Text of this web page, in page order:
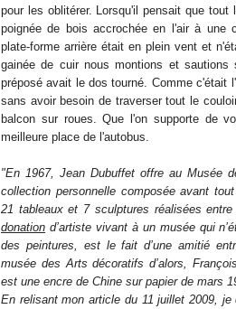
pour les oblitérer. Lorsqu'il pensait que
poignée de bois accrochée en l'air à une
plate-forme arrière était en plein vent et
gainée de cuir nous montions et sautions
préposé avait le dos tourné. Comme c'était
sans avoir besoin de traverser tout le
balcon sur roues. Que l'on supporte de
meilleure place de l'autobus.
"En 1967, Jean Dubuffet offre au Musée
collection personnelle composée avant
21 tableaux et 7 sculptures réalisées
donation d’artiste vivant à un musée qui
des peintures, est le fait d’une amitié
musée des Arts décoratifs d’alors,
est une encre de Chine sur papier de mars
En relisant mon article du 11 juillet 2009,